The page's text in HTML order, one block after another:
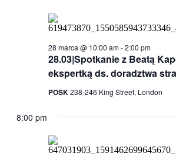
28.03|Spotkanie z Beatą
ekspertką ds. doradztwa
28 marca @ 10:00 am-2:00 pm
POSK238-246 King Street, London
8:00 pm